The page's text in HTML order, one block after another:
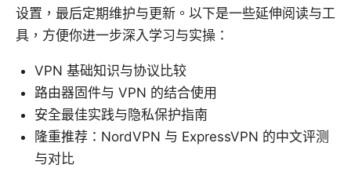
设置，最后定期维护与更新。以下是一些延伸阅读与工
具，方便你进一步深入学习与实操：
VPN 基础知识与协议比较
路由器固件与 VPN 的结合使用
安全最佳实践与隐私保护指南
隆重推荐：NordVPN 与 ExpressVPN 的中文评测
与对比